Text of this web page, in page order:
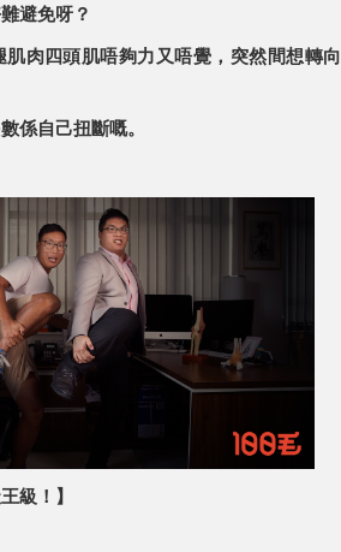
避免呀？
肉四頭肌唔夠力又唔覺，突然間想轉向
係自己扭斷嘅。
級！】